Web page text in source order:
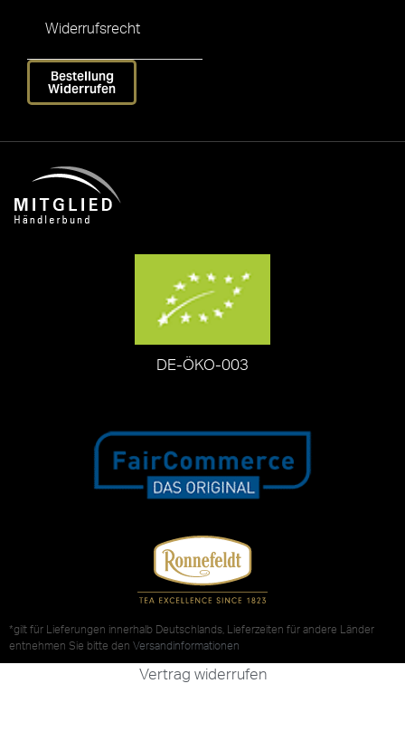
Widerrufsrecht
Bestellung
Widerrufen
DE-ÖKO-003
*gilt für Lieferungen innerhalb Deutschlands, Lieferzeiten für andere Länder
entnehmen Sie bitte den Versandinformationen
Vertrag widerrufen